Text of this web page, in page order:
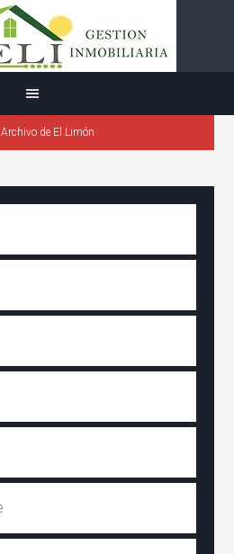
Archivo de El Limón